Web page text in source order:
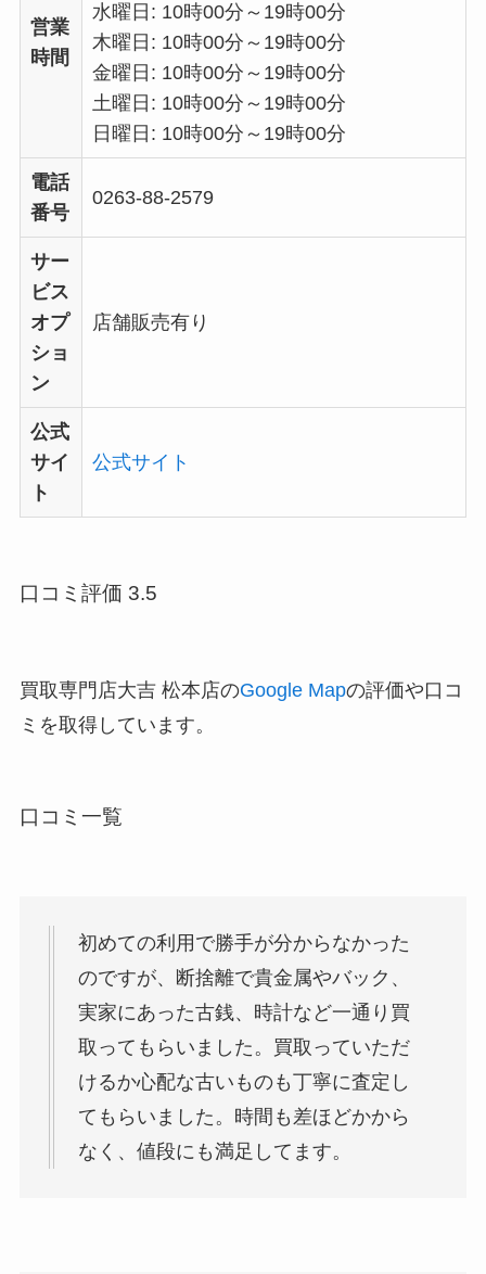
営業
時間
水曜日: 10時00分～19時00分
木曜日: 10時00分～19時00分
金曜日: 10時00分～19時00分
土曜日: 10時00分～19時00分
日曜日: 10時00分～19時00分
電話
番号
0263-88-2579
サー
ビス
オプ
ショ
ン
店舗販売有り
公式
サイ
ト
公式サイト
口コミ評価 3.5
買取専門店大吉 松本店のGoogle Mapの評価や口コ
ミを取得しています。
口コミ一覧
初めての利用で勝手が分からなかった
のですが、断捨離で貴金属やバック、
実家にあった古銭、時計など一通り買
取ってもらいました。買取っていただ
けるか心配な古いものも丁寧に査定し
てもらいました。時間も差ほどかから
なく、値段にも満足してます。